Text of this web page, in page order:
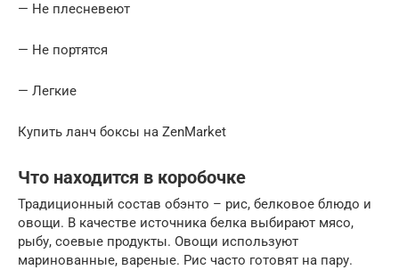
— Не плесневеют
— Не портятся
— Легкие
Купить ланч боксы на ZenMarket
Что находится в коробочке
Традиционный состав обэнто – рис, белковое блюдо и
овощи. В качестве источника белка выбирают мясо,
рыбу, соевые продукты. Овощи используют
маринованные, вареные. Рис часто готовят на пару.